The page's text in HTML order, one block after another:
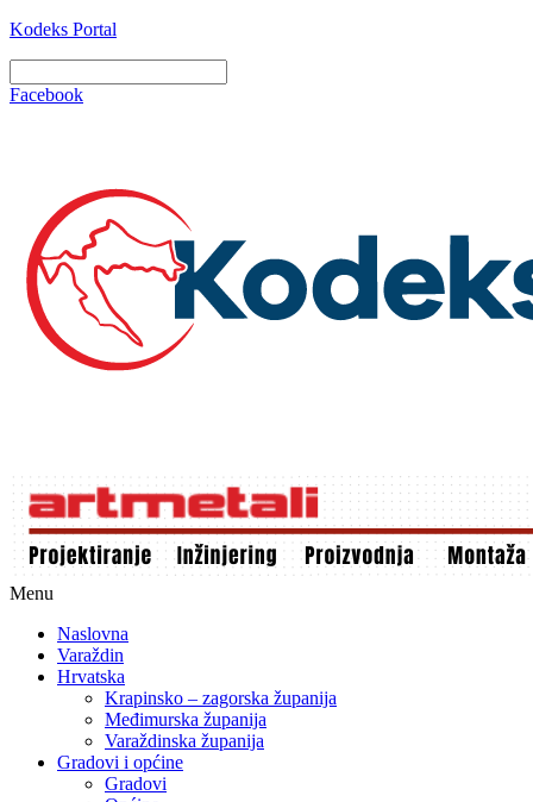
Kodeks Portal
Facebook
Menu
Naslovna
Varaždin
Hrvatska
Krapinsko – zagorska županija
Međimurska županija
Varaždinska županija
Gradovi i općine
Gradovi